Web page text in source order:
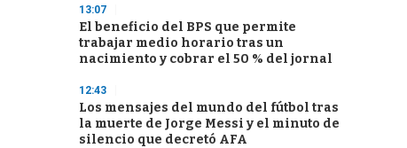
13:07
El beneficio del BPS que permite
trabajar medio horario tras un
nacimiento y cobrar el 50 % del jornal
12:43
Los mensajes del mundo del fútbol tras
la muerte de Jorge Messi y el minuto de
silencio que decretó AFA